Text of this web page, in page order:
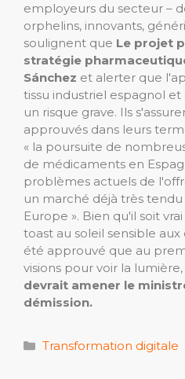
employeurs du secteur –
orphelins, innovants,
soulignent que Le projet
stratégie
Sánchez et alerter que
tissu industriel espagnol
un risque grave. Ils
approuvés dans leurs
« la poursuite de
de médicaments en
problèmes actuels de
un marché déjà très
Europe ». Bien qu'il soit
toast au soleil sensible
été approuvé que au
visions pour voir la lumière,
devrait amener le
démission.
Catégories
Transformation digitale